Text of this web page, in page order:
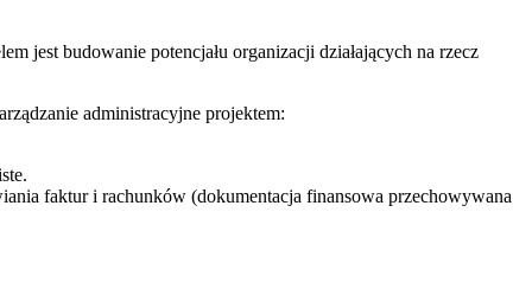
jest budowanie potencjału organizacji działających na rzecz
administracyjne projektem:
faktur i rachunków (dokumentacja finansowa przechowywana